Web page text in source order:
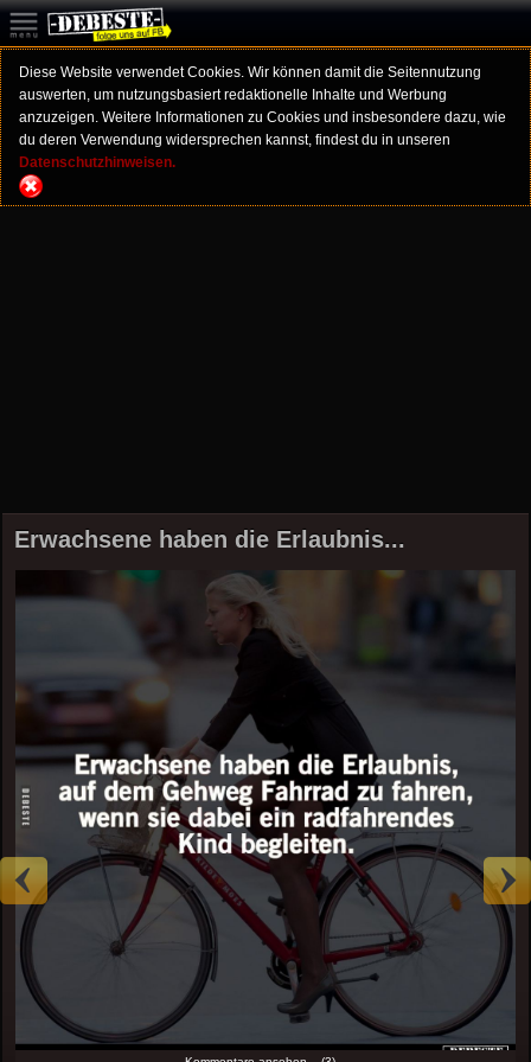
Diese Website verwendet Cookies. Wir können damit die Seitennutzung
auswerten, um nutzungsbasiert redaktionelle Inhalte und Werbung
anzuzeigen. Weitere Informationen zu Cookies und insbesondere dazu, wie
du deren Verwendung widersprechen kannst, findest du in unseren
Datenschutzhinweisen.
Erwachsene haben die Erlaubnis...